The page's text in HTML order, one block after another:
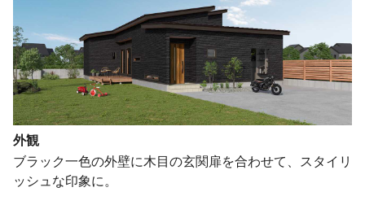
外観
ブラック一色の外壁に木目の玄関扉を合わせて、スタイリ
ッシュな印象に。